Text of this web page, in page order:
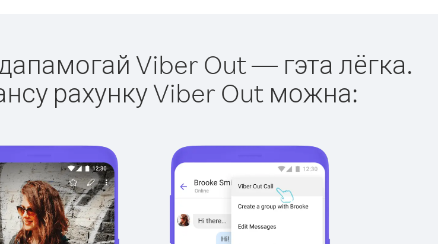
дапамогай Viber Out — гэта лёгка.
рахунку Viber Out можна: